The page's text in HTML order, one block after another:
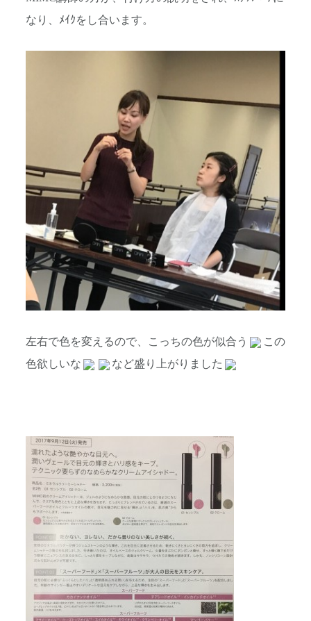
なり、ﾒｲｸをし合います。
左右で色を変えるので、こっちの色が似合う
この
色欲しいな
など盛り上がりました